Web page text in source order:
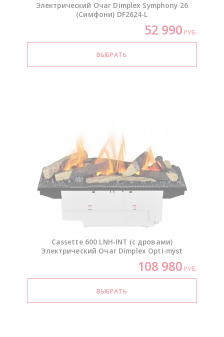
Электрический Очаг Dimplex Symphony 26
(Симфони) DF2624-L
52 990 РУБ.
Cassette 600 LNH-INT (с дровами)
Электрический Очаг Dimplex Opti-myst
108 980 РУБ.